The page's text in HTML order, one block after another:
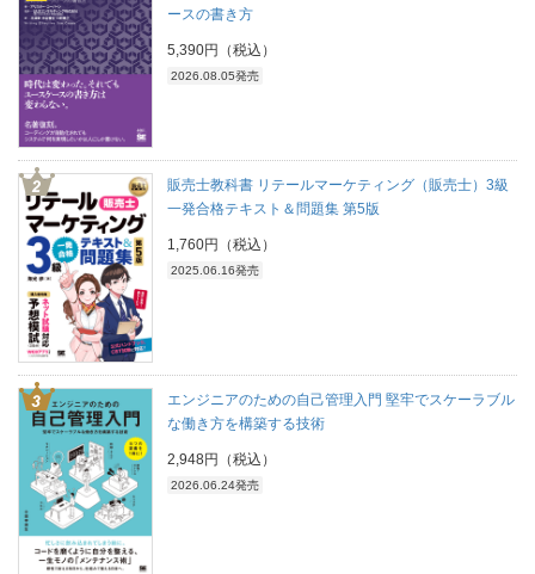
ースの書き方
5,390円（税込）
2026.08.05発売
販売士教科書 リテールマーケティング（販売士）3級
一発合格テキスト＆問題集 第5版
1,760円（税込）
2025.06.16発売
エンジニアのための自己管理入門 堅牢でスケーラブル
な働き方を構築する技術
2,948円（税込）
2026.06.24発売